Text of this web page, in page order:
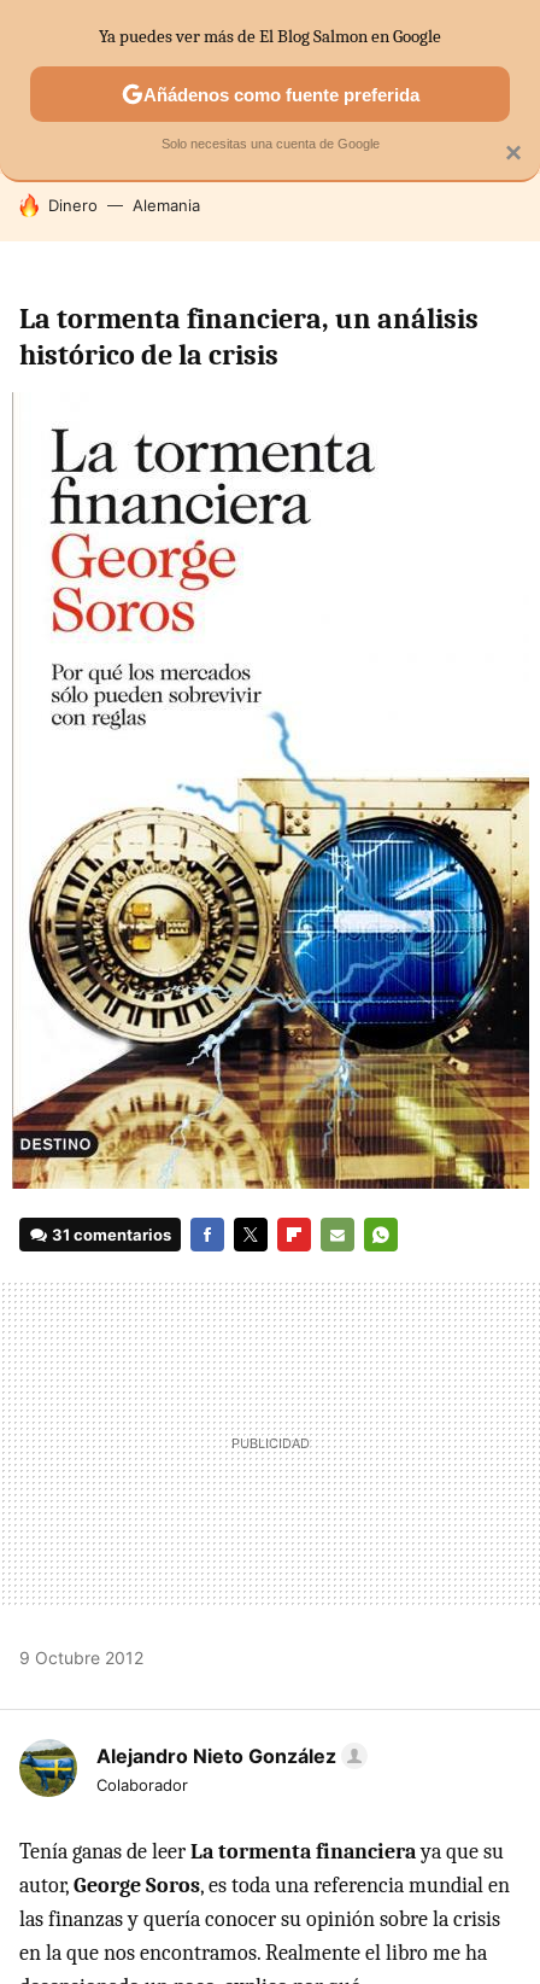
SECTORES ECONOMÍA DOMÉSTICA MERCADOS
HOY SE HABLA DE
Dinero Alemania
La tormenta financiera, un análisis
histórico de la crisis
31 comentarios
MAIL
9 Octubre 2012
Alejandro Nieto González
Colaborador
Tenía ganas de leerLa tormenta financieraya que su
autor,George Soros, es toda una referencia mundial en
las finanzas y quería conocer su opinión sobre la crisis
en la que nos encontramos. Realmente el libro me ha
×
Ya puedes ver más de El Blog Salmon en Google
Añádenos como fuente preferida
Solo necesitas una cuenta de Google